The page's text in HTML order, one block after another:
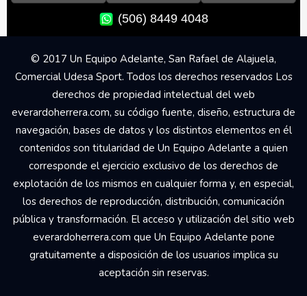
(506) 8449 4048
© 2017 Un Equipo Adelante, San Rafael de Alajuela,
Comercial Udesa Sport. Todos los derechos reservados Los
derechos de propiedad intelectual del web
everardoherrera.com, su código fuente, diseño, estructura de
navegación, bases de datos y los distintos elementos en él
contenidos son titularidad de Un Equipo Adelante a quien
corresponde el ejercicio exclusivo de los derechos de
explotación de los mismos en cualquier forma y, en especial,
los derechos de reproducción, distribución, comunicación
pública y transformación. El acceso y utilización del sitio web
everardoherrera.com que Un Equipo Adelante pone
gratuitamente a disposición de los usuarios implica su
aceptación sin reservas.